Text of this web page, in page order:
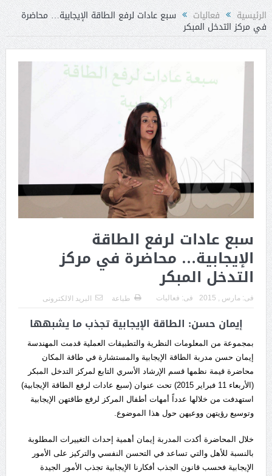
الرئيسية فعاليات سبع عادات لرفع الطاقة الإيجابية… محاضرة
في مركز التدخل المبكر
سبع عادات لرفع الطاقة
الإيجابية… محاضرة في مركز
التدخل المبكر
فى: مارس , 2015 فى: فعاليات طباعة البريد الالكترونى
إيمان حسن: الطاقة الإيجابية تجذب ما يشبهها
بمجموعة من المعلومات النظرية والتطبيقات العملية قدمت المهندسة
إيمان حسن مدربة الطاقة الإيجابية والمستشارة في طاقة المكان
محاضرة قيمة نظمها قسم الإرشاد الأسري التابع لمركز التدخل المبكر
(الأربعاء 11 فبراير 2015) تحت عنوان (سبع عادات لرفع الطاقة الإيجابية)
استهدفت من خلالها عدداً أمهات أطفال المركز لرفع طاقتهن الإيجابية
وتوسيع رؤيتهن ووعيهن حول هذا الموضوع.
خلال المحاضرة أكدت المدربة إيمان أهمية إحداث التغييرات المطلوبة
بالنسبة للأهل والتي تساعد في التحسن النفسي والتركيز على الأمور
الإيجابية فحسب قانون الجذب أفكارنا الإيجابية تجذب الأمور الجيدة